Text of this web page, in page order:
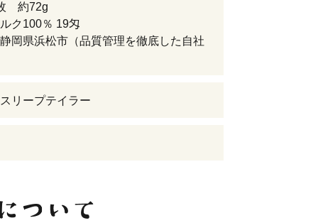
約72g
ク100％ 19匁
岡県浜松市（品質管理を徹底した自社
リープテイラー